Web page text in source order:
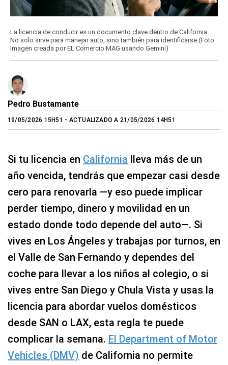
La licencia de conducir es un documento clave dentro de California.
No solo sirve para manejar auto, sino también para identificarse (Foto:
Imagen creada por EL Comercio MAG usando Gemini)
Pedro Bustamante
19/05/2026 15H51 - ACTUALIZADO A 21/05/2026 14H51
Si tu licencia en California lleva más de un
año vencida, tendrás que empezar casi desde
cero para renovarla —y eso puede implicar
perder tiempo, dinero y movilidad en un
estado donde todo depende del auto—. Si
vives en Los Ángeles y trabajas por turnos, en
el Valle de San Fernando y dependes del
coche para llevar a los niños al colegio, o si
vives entre San Diego y Chula Vista y usas la
licencia para abordar vuelos domésticos
desde SAN o LAX, esta regla te puede
complicar la semana. El Department of Motor
Vehicles (DMV) de California no permite